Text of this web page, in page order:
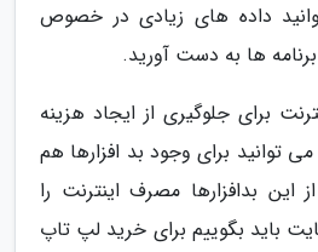
داده های زیادی در خصوص
ها به دست آورید.
برای جلوگیری از ایجاد هزینه
می توانید برای وجود بد افزارها هم
این بدافزارها مصرف اینترنت را
باید بگوییم برای خرید لپ تاپ